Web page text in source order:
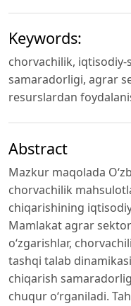
Keywords:
chorvachilik,
samaradorligi, agrar
resurslardan
Abstract
Mazkur maqolada
chorvachilik
chiqarishining
Mamlakat agrar
o‘zgarishlar,
tashqi talab
chiqarish
chuqur o‘rganiladi.